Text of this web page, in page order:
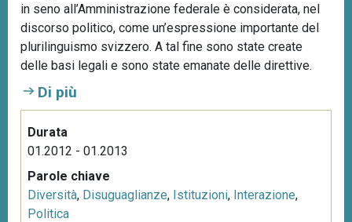
in seno all’Amministrazione federale è considerata, nel
discorso politico, come un’espressione importante del
plurilinguismo svizzero. A tal fine sono state create
delle basi legali e sono state emanate delle direttive.
Di più
Durata
01.2012 - 01.2013
Parole chiave
Diversità, Disuguaglianze, Istituzioni, Interazione,
Politica